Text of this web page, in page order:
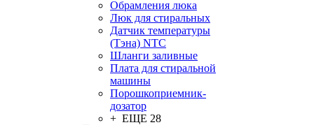
Обрамления люка
Люк для стиральных
Датчик температуры
(Тэна) NTC
Шланги заливные
Плата для стиральной
машины
Порошкоприемник-
дозатор
+ ЕЩЕ 28